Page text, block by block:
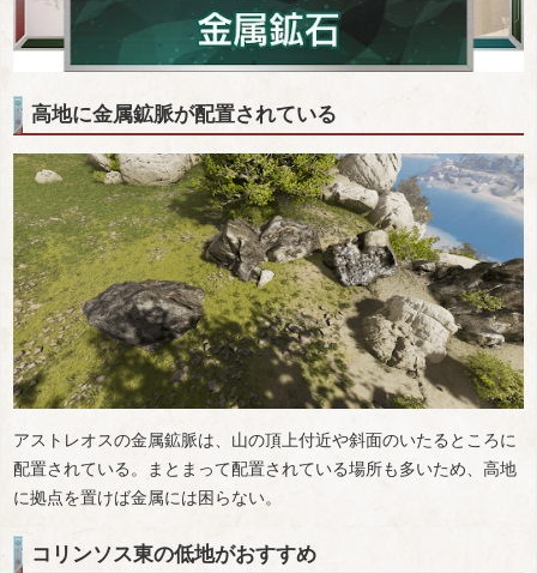
高地に金属鉱脈が配置されている
アストレオスの金属鉱脈は、山の頂上付近や斜面のいたるところに
配置されている。まとまって配置されている場所も多いため、高地
に拠点を置けば金属には困らない。
コリンソス東の低地がおすすめ